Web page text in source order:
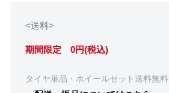
<送料>
期間限定 0円(税込)
タイヤ単品・ホイールセット送料無料